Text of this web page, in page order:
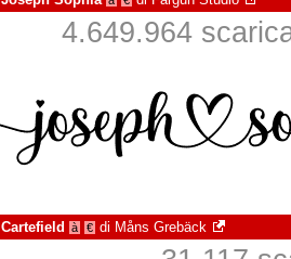
4.649.964
Cartefield à € di Måns Grebäck